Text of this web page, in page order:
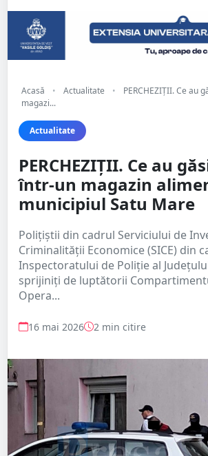
Acasă • Actualitate •
PERCHEZIȚII. Ce au
magazi...
Actualitate
PERCHEZIȚII. Ce au
într-un magazin
municipiul Satu Mare
Polițiștii din cadrul Serviciului de
Criminalității Economice (SICE) din
Inspectoratului de Poliție al
sprijiniți de luptătorii
Opera...
16 mai 2026 2 min citire